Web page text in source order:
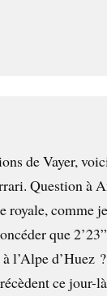
de Vayer,
Question à
royale, comme
que
l’Alpe d’Huez
ce jour-